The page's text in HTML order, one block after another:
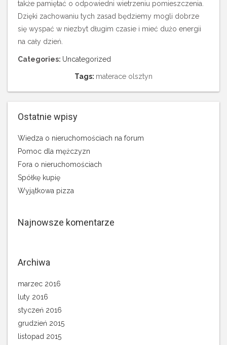
także pamiętać o odpowiedni wietrzeniu pomieszczenia.
Dzięki zachowaniu tych zasad będziemy mogli dobrze
się wyspać w niezbyt długim czasie i mieć dużo energii
na cały dzień.
Categories: Uncategorized
Tags: materace olsztyn
Ostatnie wpisy
Wiedza o nieruchomościach na forum
Pomoc dla mężczyzn
Fora o nieruchomościach
Spółkę kupię
Wyjątkowa pizza
Najnowsze komentarze
Archiwa
marzec 2016
luty 2016
styczeń 2016
grudzień 2015
listopad 2015